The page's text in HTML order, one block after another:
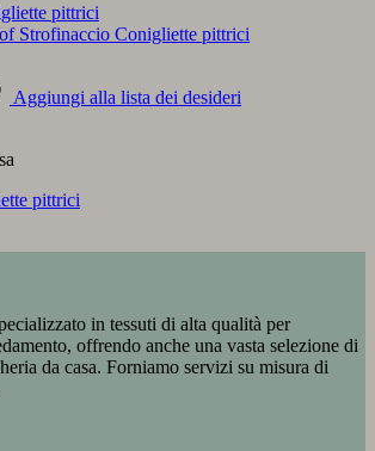
Aggiungi alla lista dei desideri
pittrici
in tessuti di alta qualità per
offrendo anche una vasta selezione di
da casa. Forniamo servizi su misura di